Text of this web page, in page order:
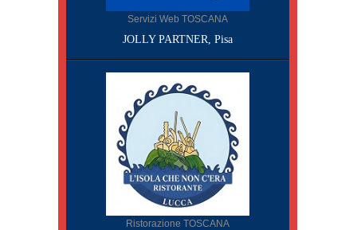
Servizi Web TOSCANA
JOLLY PARTNER, Pisa
Ristorazione TOSCANA